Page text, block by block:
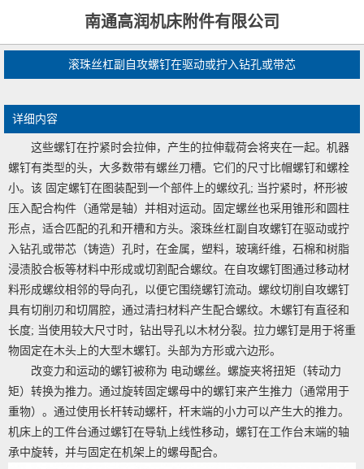
南通高润机床附件有限公司
滚珠丝杠副自攻螺钉在驱动或拧入钻孔或带芯
详细内容
这些螺钉在拧紧时会拉伸，产生的拉伸载荷会将夹在一起。机器
螺钉有类型的头，大多数带有螺丝刀槽。它们的尺寸比帽螺钉和螺栓
小。该 固定螺钉在图装配到一个部件上的螺纹孔; 当拧紧时，杯形被
压入配合构件（通常是轴）并相对运动。固定螺丝也采用锥形和圆柱
形点，适合匹配的孔和开槽和方头。滚珠丝杠副自攻螺钉在驱动或拧
入钻孔或带芯（铸造）孔时，在金属，塑料，玻璃纤维，石棉和树脂
浸渍胶合板等材料中形成或切割配合螺纹。在自攻螺钉图通过移动材
料形成螺纹相邻的导向孔，以便它围绕螺钉流动。螺纹切削自攻螺钉
具有切削刃和切屑腔，通过清扫材料产生配合螺纹。木螺钉有直径和
长度; 当使用较大尺寸时，钻出导孔以木材分裂。拉力螺钉是用于将重
物固定在木头上的大型木螺钉。头部为方形或六边形。
改变力和运动的螺钉被称为 电动螺丝。螺旋夹将扭矩（转动力
矩）转换为推力。通过旋转固定螺母中的螺钉来产生推力（通常用于
重物）。通过使用长杆转动螺杆，杆末端的小力可以产生大的推力。
机床上的工件台通过螺钉在导轨上线性移动，螺钉在工作台末端的轴
承中旋转，并与固定在机架上的螺母配合。